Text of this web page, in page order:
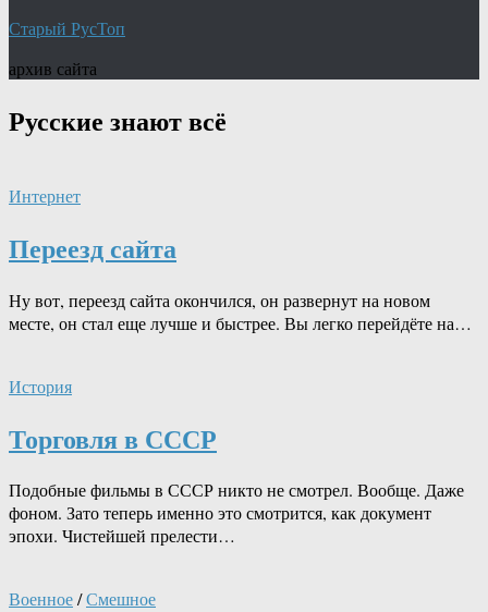
Старый РусТоп
архив сайта
Русские знаютвсё
Интернет
Переезд сайта
Ну вот, переезд сайта окончился, он развернут на новом
месте, он стал еще лучше и быстрее. Вы легко перейдёте на…
История
Торговля в СССР
Подобные фильмы в СССР никто не смотрел. Вообще. Даже
фоном. Зато теперь именно это смотрится, как документ
эпохи. Чистейшей прелести…
Военное/Смешное